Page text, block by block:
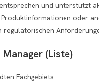
und unterstützt
oder
regulatorischen
(Liste)
Fachgebiets